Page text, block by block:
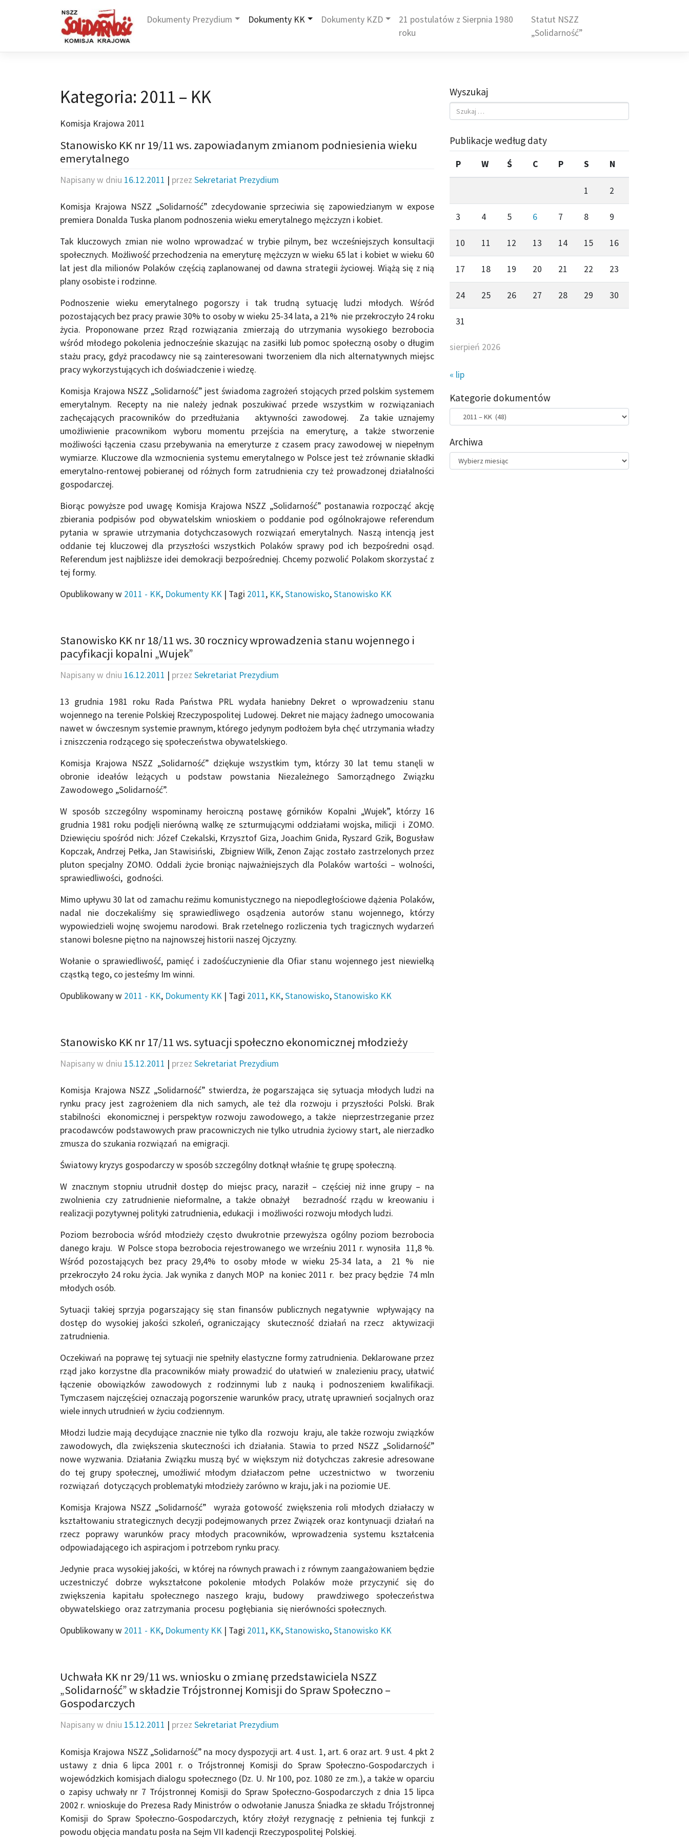
Dokumenty Prezydium Dokumenty KK Dokumenty KZD
21 postulatów z Sierpnia 1980
roku
Statut NSZZ
„Solidarność”
Kategoria: 2011 – KK
Komisja Krajowa 2011
Stanowisko KK nr 19/11 ws. zapowiadanym zmianom podniesienia wieku
emerytalnego
Napisany w dniu 16.12.2011 | przez Sekretariat Prezydium
Komisja Krajowa NSZZ „Solidarność” zdecydowanie sprzeciwia się zapowiedzianym w expose
premiera Donalda Tuska planom podnoszenia wieku emerytalnego mężczyzn i kobiet.
Tak kluczowych zmian nie wolno wprowadzać w trybie pilnym, bez wcześniejszych konsultacji
społecznych. Możliwość przechodzenia na emeryturę mężczyzn w wieku 65 lat i kobiet w wieku 60
lat jest dla milionów Polaków częścią zaplanowanej od dawna strategii życiowej. Wiążą się z nią
plany osobiste i rodzinne.
Podnoszenie wieku emerytalnego pogorszy i tak trudną sytuację ludzi młodych. Wśród
pozostających bez pracy prawie 30% to osoby w wieku 25-34 lata, a 21% nie przekroczyło 24 roku
życia. Proponowane przez Rząd rozwiązania zmierzają do utrzymania wysokiego bezrobocia
wśród młodego pokolenia jednocześnie skazując na zasiłki lub pomoc społeczną osoby o długim
stażu pracy, gdyż pracodawcy nie są zainteresowani tworzeniem dla nich alternatywnych miejsc
pracy wykorzystujących ich doświadczenie i wiedzę.
Komisja Krajowa NSZZ „Solidarność” jest świadoma zagrożeń stojących przed polskim systemem
emerytalnym. Recepty na nie należy jednak poszukiwać przede wszystkim w rozwiązaniach
zachęcających pracowników do przedłużania aktywności zawodowej. Za takie uznajemy
umożliwienie pracownikom wyboru momentu przejścia na emeryturę, a także stworzenie
możliwości łączenia czasu przebywania na emeryturze z czasem pracy zawodowej w niepełnym
wymiarze. Kluczowe dla wzmocnienia systemu emerytalnego w Polsce jest też zrównanie składki
emerytalno-rentowej pobieranej od różnych form zatrudnienia czy też prowadzonej działalności
gospodarczej.
Biorąc powyższe pod uwagę Komisja Krajowa NSZZ „Solidarność” postanawia rozpocząć akcję
zbierania podpisów pod obywatelskim wnioskiem o poddanie pod ogólnokrajowe referendum
pytania w sprawie utrzymania dotychczasowych rozwiązań emerytalnych. Naszą intencją jest
oddanie tej kluczowej dla przyszłości wszystkich Polaków sprawy pod ich bezpośredni osąd.
Referendum jest najbliższe idei demokracji bezpośredniej. Chcemy pozwolić Polakom skorzystać z
tej formy.
Opublikowany w 2011 - KK, Dokumenty KK | Tagi 2011, KK,Stanowisko,Stanowisko KK
Stanowisko KK nr 18/11 ws. 30 rocznicy wprowadzenia stanu wojennego i
pacyfikacji kopalni „Wujek”
Napisany w dniu 16.12.2011 | przez Sekretariat Prezydium
13 grudnia 1981 roku Rada Państwa PRL wydała haniebny Dekret o wprowadzeniu stanu
wojennego na terenie Polskiej Rzeczypospolitej Ludowej. Dekret nie mający żadnego umocowania
nawet w ówczesnym systemie prawnym, którego jedynym podłożem była chęć utrzymania władzy
i zniszczenia rodzącego się społeczeństwa obywatelskiego.
Komisja Krajowa NSZZ „Solidarność” dziękuje wszystkim tym, którzy 30 lat temu stanęli w
obronie ideałów leżących u podstaw powstania Niezależnego Samorządnego Związku
Zawodowego „Solidarność”.
W sposób szczególny wspominamy heroiczną postawę górników Kopalni „Wujek”, którzy 16
grudnia 1981 roku podjęli nierówną walkę ze szturmującymi oddziałami wojska, milicji i ZOMO.
Dziewięciu spośród nich: Józef Czekalski, Krzysztof Giza, Joachim Gnida, Ryszard Gzik, Bogusław
Kopczak, Andrzej Pełka, Jan Stawisiński, Zbigniew Wilk, Zenon Zając zostało zastrzelonych przez
pluton specjalny ZOMO. Oddali życie broniąc najważniejszych dla Polaków wartości – wolności,
sprawiedliwości, godności.
Mimo upływu 30 lat od zamachu reżimu komunistycznego na niepodległościowe dążenia Polaków,
nadal nie doczekaliśmy się sprawiedliwego osądzenia autorów stanu wojennego, którzy
wypowiedzieli wojnę swojemu narodowi. Brak rzetelnego rozliczenia tych tragicznych wydarzeń
stanowi bolesne piętno na najnowszej historii naszej Ojczyzny.
Wołanie o sprawiedliwość, pamięć i zadośćuczynienie dla Ofiar stanu wojennego jest niewielką
cząstką tego, co jesteśmy Im winni.
Opublikowany w 2011 - KK, Dokumenty KK | Tagi 2011, KK,Stanowisko,Stanowisko KK
Stanowisko KK nr 17/11 ws. sytuacji społeczno ekonomicznej młodzieży
Napisany w dniu 15.12.2011 | przez Sekretariat Prezydium
Komisja Krajowa NSZZ „Solidarność” stwierdza, że pogarszająca się sytuacja młodych ludzi na
rynku pracy jest zagrożeniem dla nich samych, ale też dla rozwoju i przyszłości Polski. Brak
stabilności ekonomicznej i perspektyw rozwoju zawodowego, a także nieprzestrzeganie przez
pracodawców podstawowych praw pracowniczych nie tylko utrudnia życiowy start, ale nierzadko
zmusza do szukania rozwiązań na emigracji.
Światowy kryzys gospodarczy w sposób szczególny dotknął właśnie tę grupę społeczną.
W znacznym stopniu utrudnił dostęp do miejsc pracy, naraził – częściej niż inne grupy – na
zwolnienia czy zatrudnienie nieformalne, a także obnażył bezradność rządu w kreowaniu i
realizacji pozytywnej polityki zatrudnienia, edukacji i możliwości rozwoju młodych ludzi.
Poziom bezrobocia wśród młodzieży często dwukrotnie przewyższa ogólny poziom bezrobocia
danego kraju. W Polsce stopa bezrobocia rejestrowanego we wrześniu 2011 r. wynosiła 11,8 %.
Wśród pozostających bez pracy 29,4% to osoby młode w wieku 25-34 lata, a 21 % nie
przekroczyło 24 roku życia. Jak wynika z danych MOP na koniec 2011 r. bez pracy będzie 74 mln
młodych osób.
Sytuacji takiej sprzyja pogarszający się stan finansów publicznych negatywnie wpływający na
dostęp do wysokiej jakości szkoleń, ograniczający skuteczność działań na rzecz aktywizacji
zatrudnienia.
Oczekiwań na poprawę tej sytuacji nie spełniły elastyczne formy zatrudnienia. Deklarowane przez
rząd jako korzystne dla pracowników miały prowadzić do ułatwień w znalezieniu pracy, ułatwić
łączenie obowiązków zawodowych z rodzinnymi lub z nauką i podnoszeniem kwalifikacji.
Tymczasem najczęściej oznaczają pogorszenie warunków pracy, utratę uprawnień socjalnych oraz
wiele innych utrudnień w życiu codziennym.
Młodzi ludzie mają decydujące znacznie nie tylko dla rozwoju kraju, ale także rozwoju związków
zawodowych, dla zwiększenia skuteczności ich działania. Stawia to przed NSZZ „Solidarność”
nowe wyzwania. Działania Związku muszą być w większym niż dotychczas zakresie adresowane
do tej grupy społecznej, umożliwić młodym działaczom pełne uczestnictwo w tworzeniu
rozwiązań dotyczących problematyki młodzieży zarówno w kraju, jak i na poziomie UE.
Komisja Krajowa NSZZ „Solidarność” wyraża gotowość zwiększenia roli młodych działaczy w
kształtowaniu strategicznych decyzji podejmowanych przez Związek oraz kontynuacji działań na
rzecz poprawy warunków pracy młodych pracowników, wprowadzenia systemu kształcenia
odpowiadającego ich aspiracjom i potrzebom rynku pracy.
Jedynie praca wysokiej jakości, w której na równych prawach i z równym zaangażowaniem będzie
uczestniczyć dobrze wykształcone pokolenie młodych Polaków może przyczynić się do
zwiększenia kapitału społecznego naszego kraju, budowy prawdziwego społeczeństwa
obywatelskiego oraz zatrzymania procesu pogłębiania się nierówności społecznych.
Opublikowany w 2011 - KK, Dokumenty KK | Tagi 2011, KK,Stanowisko,Stanowisko KK
Uchwała KK nr 29/11 ws. wniosku o zmianę przedstawiciela NSZZ
„Solidarność” w składzie Trójstronnej Komisji do Spraw Społeczno –
Gospodarczych
Napisany w dniu 15.12.2011 | przez Sekretariat Prezydium
Komisja Krajowa NSZZ „Solidarność” na mocy dyspozycji art. 4 ust. 1, art. 6 oraz art. 9 ust. 4 pkt 2
ustawy z dnia 6 lipca 2001 r. o Trójstronnej Komisji do Spraw Społeczno-Gospodarczych i
wojewódzkich komisjach dialogu społecznego (Dz. U. Nr 100, poz. 1080 ze zm.), a także w oparciu
o zapisy uchwały nr 7 Trójstronnej Komisji do Spraw Społeczno-Gospodarczych z dnia 15 lipca
2002 r. wnioskuje do Prezesa Rady Ministrów o odwołanie Janusza Śniadka ze składu Trójstronnej
Komisji do Spraw Społeczno-Gospodarczych, który złożył rezygnację z pełnienia tej funkcji z
powodu objęcia mandatu posła na Sejm VII kadencji Rzeczypospolitej Polskiej.
Wyszukaj
Publikacje według daty
sierpień 2026
P W Ś C P S N
1 2
3 4 5 6 7 8 9
10 11 12 13 14 15 16
17 18 19 20 21 22 23
24 25 26 27 28 29 30
31
« lip
Kategorie dokumentów
Kategorie
dokumentów
Archiwa
Archiwa